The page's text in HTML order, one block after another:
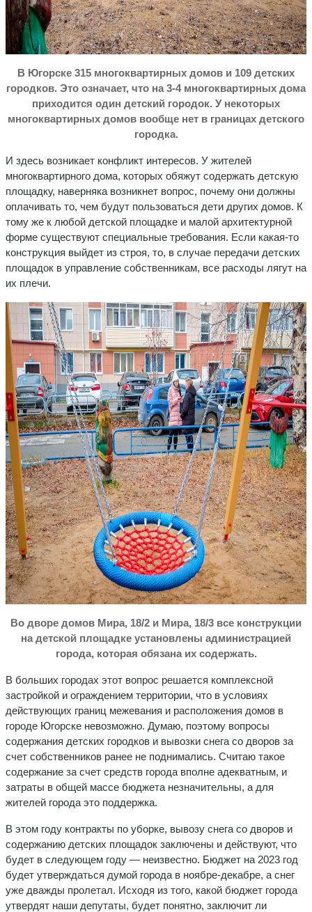
В Югорске 315 многоквартирных домов и 109 детских
городков. Это означает, что на 3-4 многоквартирных дома
приходится один детский городок. У некоторых
многоквартирных домов вообще нет в границах детского
городка.
И здесь возникает конфликт интересов. У жителей
многоквартирного дома, которых обяжут содержать детскую
площадку, наверняка возникнет вопрос, почему они должны
оплачивать то, чем будут пользоваться дети других домов. К
тому же к любой детской площадке и малой архитектурной
форме существуют специальные требования. Если какая-то
конструкция выйдет из строя, то, в случае передачи детских
площадок в управление собственникам, все расходы лягут на
их плечи.
Во дворе домов Мира, 18/2 и Мира, 18/3 все конструкции
на детской площадке установлены администрацией
города, которая обязана их содержать.
В больших городах этот вопрос решается комплексной
застройкой и ограждением территории, что в условиях
действующих границ межевания и расположения домов в
городе Югорске невозможно. Думаю, поэтому вопросы
содержания детских городков и вывозки снега со дворов за
счет собственников ранее не поднимались. Считаю такое
содержание за счет средств города вполне адекватным, и
затраты в общей массе бюджета незначительны, а для
жителей города это поддержка.
В этом году контракты по уборке, вывозу снега со дворов и
содержанию детских площадок заключены и действуют, что
будет в следующем году — неизвестно. Бюджет на 2023 год
будет утверждаться думой города в ноябре-декабре, а снег
уже дважды пролетал. Исходя из того, какой бюджет города
утвердят наши депутаты, будет понятно, заключит ли